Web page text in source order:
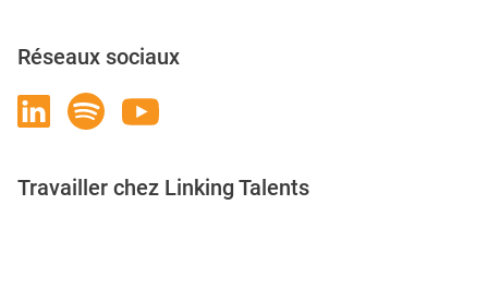
Réseaux sociaux
Travailler chez Linking Talents